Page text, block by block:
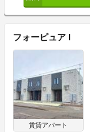
フォーピュア I
賃貸アパート